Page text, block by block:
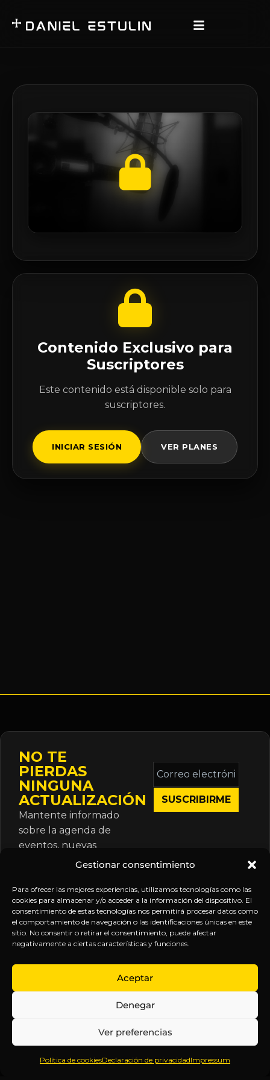
Gestionar consentimiento
Para ofrecer las mejores experiencias, utilizamos tecnologías como las
cookies para almacenar y/o acceder a la información del dispositivo. El
consentimiento de estas tecnologías nos permitirá procesar datos como
el comportamiento de navegación o las identificaciones únicas en este
sitio. No consentir o retirar el consentimiento, puede afectar
negativamente a ciertas características y funciones.
Aceptar
Denegar
Ver preferencias
Política de cookiesDeclaración de privacidadImpressum
Contenido Exclusivo para
Suscriptores
Este contenido está disponible solo para
suscriptores.
INICIAR SESIÓN VER PLANES
NO TE
PIERDAS
NINGUNA
ACTUALIZACIÓN
Mantente informado
sobre la agenda de
eventos, nuevas
publicaciones y
suscripción.
Correo
electrónico
*
Inteligencia
Anticipándonos
EXPLORA
Inicio
Sobre
Contenido
Webinars
LEGAL
Política
de
Términos y
Aviso
SÍGUENOS